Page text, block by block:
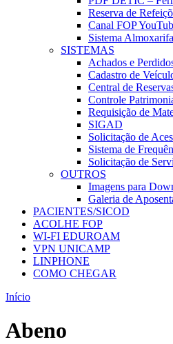
Reserva de
Canal FOP
Sistema
SISTEMAS
Achados e
Cadastro de
Central de
Controle
Requisição de
SIGAD
Solicitação de
Sistema de
Solicitação de
OUTROS
Imagens para
Galeria de
PACIENTES/SICOD
ACOLHE FOP
WI-FI EDUROAM
VPN UNICAMP
LINPHONE
COMO CHEGAR
Início
Abeno